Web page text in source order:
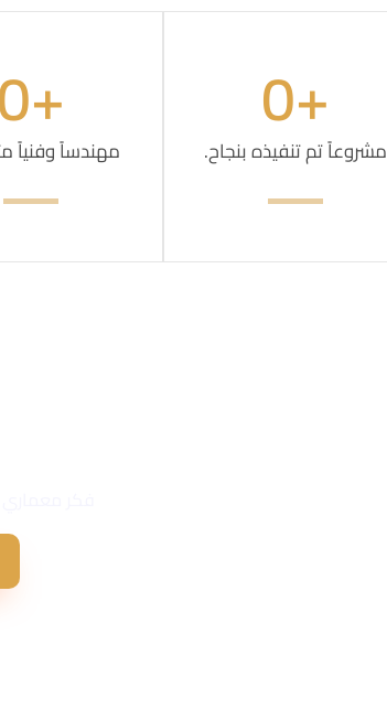
مشروعاً تم تنفيذه بنجاح.
+
0 مهندساً وفنياً
+
0
نحن نقدم أفضل